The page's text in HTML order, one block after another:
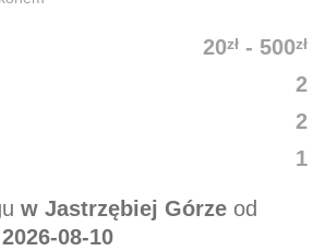
20zł - 500zł
2
2
1
w Jastrzębiej Górze od
2026-08-10